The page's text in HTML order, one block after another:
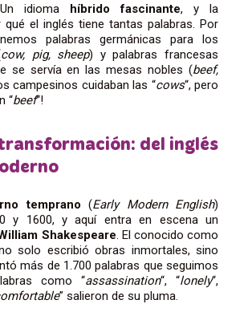
idioma híbrido fascinante, y la
qué el inglés tiene tantas palabras. Por
palabras germánicas para los
cow, pig, sheep) y palabras francesas
se servía en las mesas nobles (beef,
campesinos cuidaban las “cows“, pero
“beef“!
del inglés
temprano (Early Modern English)
y 1600, y aquí entra en escena un
Shakespeare. El conocido como
solo escribió obras inmortales, sino
más de 1.700 palabras que seguimos
como “assassination“, “lonely“,
” salieron de su pluma.